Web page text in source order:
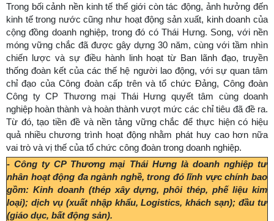
Trong bối cảnh nền kinh tế thế giới còn tác động, ảnh hưởng đến
kinh tế trong nước cũng như hoạt động sản xuất, kinh doanh của
cộng đồng doanh nghiệp, trong đó có Thái Hưng. Song, với nền
móng vững chắc đã được gây dựng 30 năm, cùng với tầm nhìn
chiến lược và sự điều hành linh hoạt từ Ban lãnh đạo, truyền
thống đoàn kết của các thế hệ người lao động, với sự quan tâm
chỉ đạo của Công đoàn cấp trên và tổ chức Đảng, Công đoàn
Công ty CP Thương mại Thái Hưng quyết tâm cùng doanh
nghiệp hoàn thành và hoàn thành vượt mức các chỉ tiêu đã đề ra.
Từ đó, tạo tiền đề và nền tảng vững chắc để thực hiện có hiệu
quả nhiều chương trình hoạt động nhằm phát huy cao hơn nữa
vai trò và vị thế của tổ chức công đoàn trong doanh nghiệp.
- Công ty CP Thương mại Thái Hưng là doanh nghiệp tư
nhân hoạt động đa ngành nghề, trong đó lĩnh vực chính bao
gồm: Kinh doanh (thép xây dựng, phôi thép, phế liệu kim
loại); dịch vụ (xuất nhập khẩu, Logistics, khách sạn); đầu tư
(giáo dục, bất động sản).